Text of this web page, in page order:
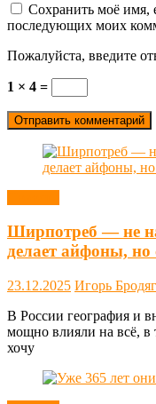
Сохранить моё имя,
последующих моих
Пожалуйста, введите
1 × 4 =
Ширпотреб — не
делает айфоны, но
23.12.2025 Игорь
В России география и
мощно влияли на всё, в
хочу